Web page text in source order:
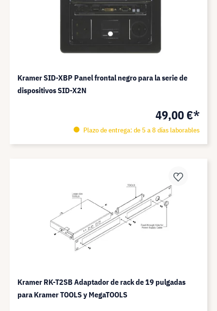
Kramer SID-XBP Panel frontal negro para la serie de
dispositivos SID-X2N
49,00 €*
Plazo de entrega: de 5 a 8 días laborables
Kramer RK-T2SB Adaptador de rack de 19 pulgadas
para Kramer TOOLS y MegaTOOLS